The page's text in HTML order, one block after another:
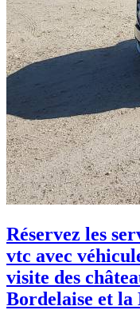
Réservez les
vtc avec
visite des
Bordelaise et